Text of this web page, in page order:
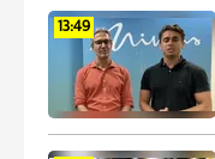
13:49